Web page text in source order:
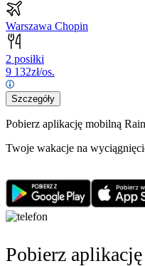
Warszawa Chopin
2 posiłki
9 132zł/os.
Szczegóły
Pobierz aplikację mobilną
Twoje wakacje na
Pobierz